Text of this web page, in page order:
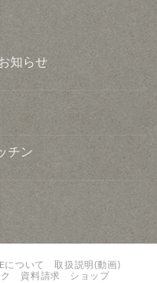
知らせ
チン
について
取扱説明(動画)
資料請求
ショップ